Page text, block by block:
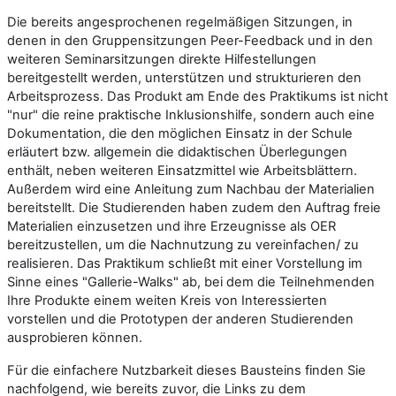
Die bereits angesprochenen regelmäßigen Sitzungen, in
denen in den Gruppensitzungen Peer-Feedback und in den
weiteren Seminarsitzungen direkte Hilfestellungen
bereitgestellt werden, unterstützen und strukturieren den
Arbeitsprozess. Das Produkt am Ende des Praktikums ist nicht
"nur" die reine praktische Inklusionshilfe, sondern auch eine
Dokumentation, die den möglichen Einsatz in der Schule
erläutert bzw. allgemein die didaktischen Überlegungen
enthält, neben weiteren Einsatzmittel wie Arbeitsblättern.
Außerdem wird eine Anleitung zum Nachbau der Materialien
bereitstellt. Die Studierenden haben zudem den Auftrag freie
Materialien einzusetzen und ihre Erzeugnisse als OER
bereitzustellen, um die Nachnutzung zu vereinfachen/ zu
realisieren. Das Praktikum schließt mit einer Vorstellung im
Sinne eines "Gallerie-Walks" ab, bei dem die Teilnehmenden
Ihre Produkte einem weiten Kreis von Interessierten
vorstellen und die Prototypen der anderen Studierenden
ausprobieren können.
Für die einfachere Nutzbarkeit dieses Bausteins finden Sie
nachfolgend, wie bereits zuvor, die Links zu dem